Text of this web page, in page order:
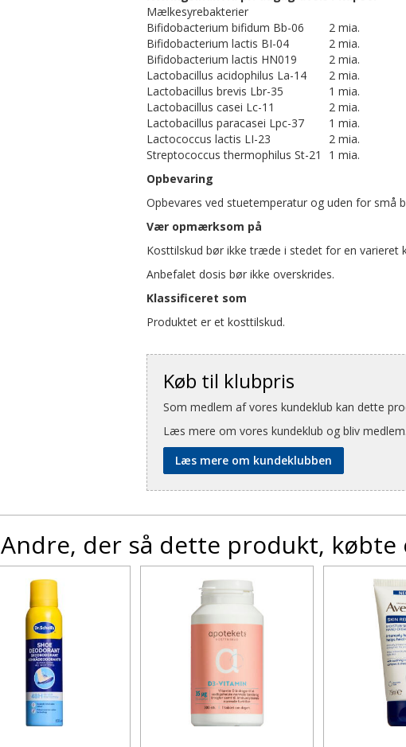
Mælkesyrebakterier
Bifidobacterium bifidum Bb-06
2 mia.
Bifidobacterium lactis BI-04
2 mia.
Bifidobacterium lactis HN019
2 mia.
Lactobacillus acidophilus La-14
2 mia.
Lactobacillus brevis Lbr-35
1 mia.
Lactobacillus casei Lc-11
2 mia.
Lactobacillus paracasei Lpc-37
1 mia.
Lactococcus lactis LI-23
2 mia.
Streptococcus thermophilus St-21
1 mia.
Opbevaring
Opbevares ved stuetemperatur og uden for små
Vær opmærksom på
Kosttilskud bør ikke træde i stedet for en varieret
Anbefalet dosis bør ikke overskrides.
Klassificeret som
Produktet er et kosttilskud.
Køb til klubpris
Som medlem af vores kundeklub kan dette
Læs mere om vores kundeklub og bliv medlem.
Læs mere om kundeklubben
Andre, der så dette produkt, købte